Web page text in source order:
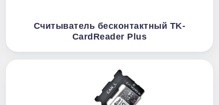
Считыватель бесконтактный TK-
CardReader Plus